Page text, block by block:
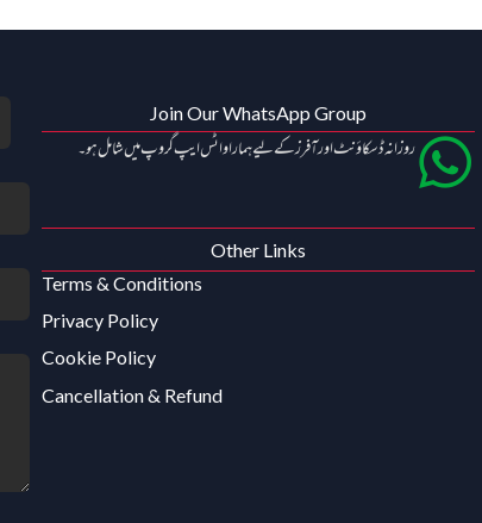
Join Our WhatsApp Group
روزانہ ڈسکاؤنٹ اور آفرز کے لیے ہمارا واٹس ایپ گروپ میں شامل ہو۔
Other Links
Terms & Conditions
Privacy Policy
Cookie Policy
Cancellation & Refund